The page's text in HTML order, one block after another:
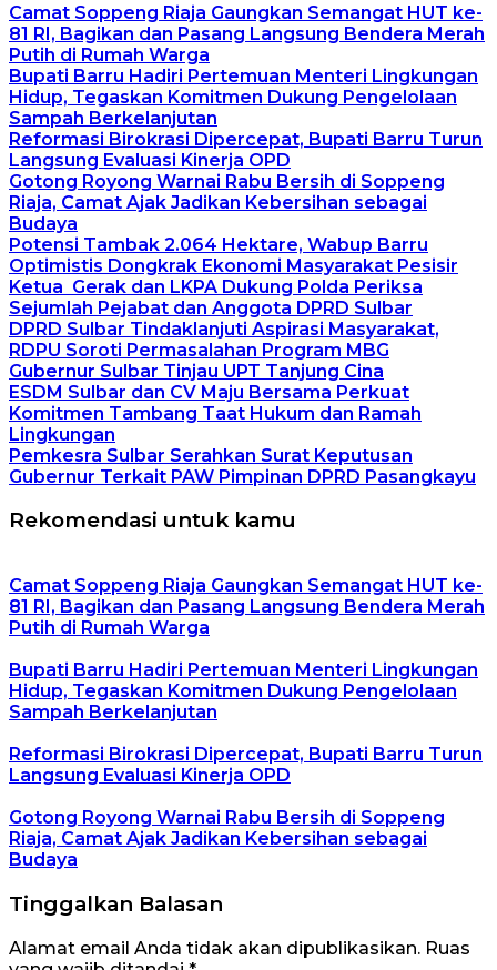
Camat Soppeng Riaja Gaungkan Semangat HUT ke-
81 RI, Bagikan dan Pasang Langsung Bendera Merah
Putih di Rumah Warga
Bupati Barru Hadiri Pertemuan Menteri Lingkungan
Hidup, Tegaskan Komitmen Dukung Pengelolaan
Sampah Berkelanjutan
Reformasi Birokrasi Dipercepat, Bupati Barru Turun
Langsung Evaluasi Kinerja OPD
Gotong Royong Warnai Rabu Bersih di Soppeng
Riaja, Camat Ajak Jadikan Kebersihan sebagai
Budaya
Potensi Tambak 2.064 Hektare, Wabup Barru
Optimistis Dongkrak Ekonomi Masyarakat Pesisir
Ketua Gerak dan LKPA Dukung Polda Periksa
Sejumlah Pejabat dan Anggota DPRD Sulbar
DPRD Sulbar Tindaklanjuti Aspirasi Masyarakat,
RDPU Soroti Permasalahan Program MBG
Gubernur Sulbar Tinjau UPT Tanjung Cina
ESDM Sulbar dan CV Maju Bersama Perkuat
Komitmen Tambang Taat Hukum dan Ramah
Lingkungan
Pemkesra Sulbar Serahkan Surat Keputusan
Gubernur Terkait PAW Pimpinan DPRD Pasangkayu
Rekomendasi untuk kamu
Camat Soppeng Riaja Gaungkan Semangat HUT ke-
81 RI, Bagikan dan Pasang Langsung Bendera Merah
Putih di Rumah Warga
Bupati Barru Hadiri Pertemuan Menteri Lingkungan
Hidup, Tegaskan Komitmen Dukung Pengelolaan
Sampah Berkelanjutan
Reformasi Birokrasi Dipercepat, Bupati Barru Turun
Langsung Evaluasi Kinerja OPD
Gotong Royong Warnai Rabu Bersih di Soppeng
Riaja, Camat Ajak Jadikan Kebersihan sebagai
Budaya
Tinggalkan Balasan
Alamat email Anda tidak akan dipublikasikan. Ruas